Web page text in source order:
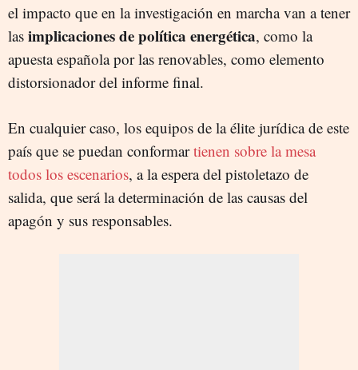
el impacto que en la investigación en marcha van a tener
las implicaciones de política energética, como la
apuesta española por las renovables, como elemento
distorsionador del informe final.
En cualquier caso, los equipos de la élite jurídica de este
país que se puedan conformartienen sobre la mesa
todos los escenarios, a la espera del pistoletazo de
salida, que será la determinación de las causas del
apagón y sus responsables.